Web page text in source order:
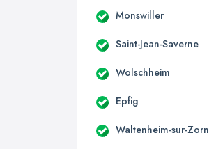
Monswiller
Saint-Jean-Saverne
Wolschheim
Epfig
Waltenheim-sur-Zorn